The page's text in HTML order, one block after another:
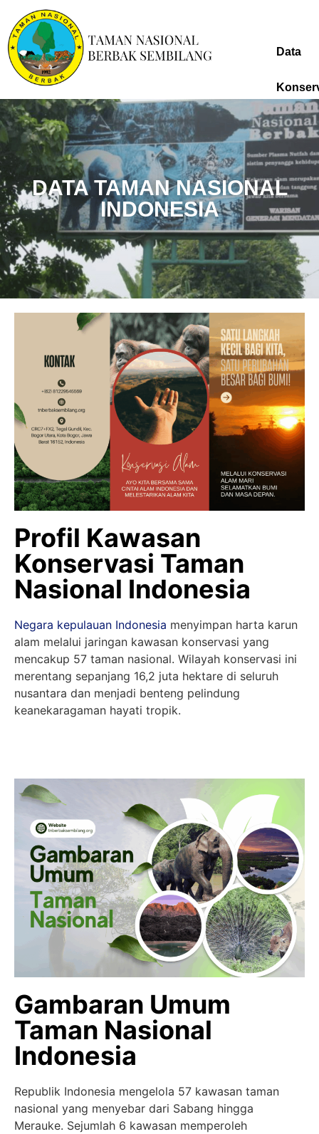
Data
DATA TAMAN NASIONAL
INDONESIA
Profil Kawasan
Konservasi Taman
Nasional Indonesia
Negara kepulauan Indonesia menyimpan harta karun
alam melalui jaringan kawasan konservasi yang
mencakup 57 taman nasional. Wilayah konservasi ini
merentang sepanjang 16,2 juta hektare di seluruh
nusantara dan menjadi benteng pelindung
keanekaragaman hayati tropik.
Gambaran Umum
Taman Nasional
Indonesia
Republik Indonesia mengelola 57 kawasan taman
nasional yang menyebar dari Sabang hingga
Merauke. Sejumlah 6 kawasan memperoleh